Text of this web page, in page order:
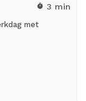
timer 3 min
met